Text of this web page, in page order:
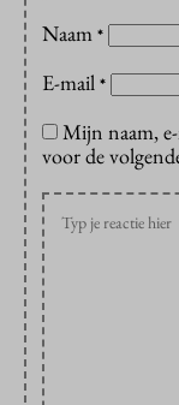
Naam *
E-mail *
Mijn naam,
voor de